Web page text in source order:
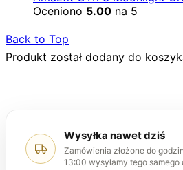
Oceniono 5.00 na 5
Back to Top
Produkt został dodany do
Wysyłka nawet dziś
Zamówienia złożone do
13:00 wysyłamy tego samego